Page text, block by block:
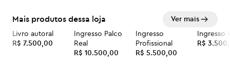
Mais produtos dessa loja Ver mais
Livro autoral
R$ 7.500,00
Ingresso Palco
Real
R$ 10.500,00
Ingresso
Profissional
R$ 5.500,00
Ingresso
R$